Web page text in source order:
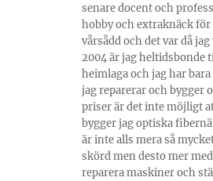
senare docent och
hobby och extraknäck för
vårsådd och det var då
2004 är jag heltidsbonde
heimlaga och jag har
jag reparerar och bygger
priser är det inte möjligt
bygger jag optiska
är inte alls mera så
skörd men desto mer
reparera maskiner och